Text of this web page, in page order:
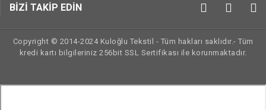
BİZİ TAKİP EDİN
Copyright © 2014-2024 Kuloğlu Tekstil - Tüm hakları saklıdır.- Tüm
kredi kartı bilgileriniz 256bit SSL Sertifikası ile korunmaktadır.